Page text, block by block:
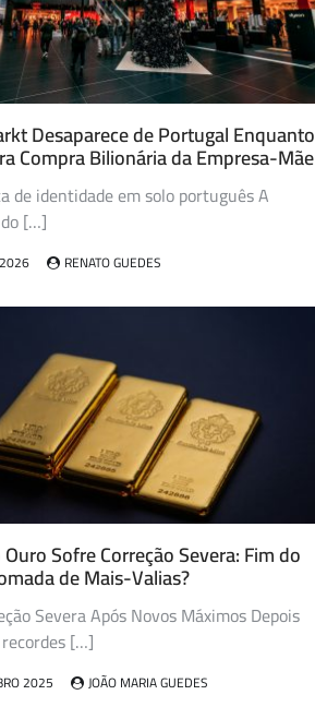
Desaparece de Portugal Enquanto
Compra Bilionária da Empresa-Mãe
de identidade em solo português A
[…]
RENATO GUEDES
Sofre Correção Severa: Fim do
de Mais-Valias?
Severa Após Novos Máximos Depois
[…]
2025 JOÃO MARIA GUEDES